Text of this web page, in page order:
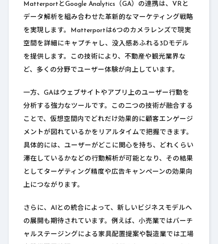
MatterportとGoogle Analytics（GA）の連携は、VRと
データ解析を組み合わせた革新的なマーケティング戦略
を実現します。Matterportは6つのカメラレンズで現実
空間を詳細にキャプチャし、没入感あふれる3Dモデル
を提供します。この技術により、不動産や観光業界な
ど、多くの分野でユーザー体験が向上しています。
一方、GAはウェブサイトやアプリ上のユーザー行動を
分析する強力なツールです。この二つの技術が融合する
ことで、仮想空間内でどれだけ効果的に顧客エンゲージ
メントが図れているかをリアルタイムで把握できます。
具体的には、ユーザーがどこに関心を持ち、どれくらい
滞在しているかなどの行動解析が可能となり、その結果
としてターゲティング精度や広告キャンペーンの効果向
上につながります。
さらに、AIとの統合によって、新しいビジネスモデルへ
の展開も期待されています。例えば、小売業ではバーチ
ャルステージングによる家具配置提案や製造業では工場